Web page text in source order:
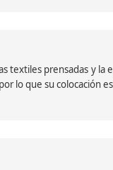
textiles prensadas y la
lo que su colocación